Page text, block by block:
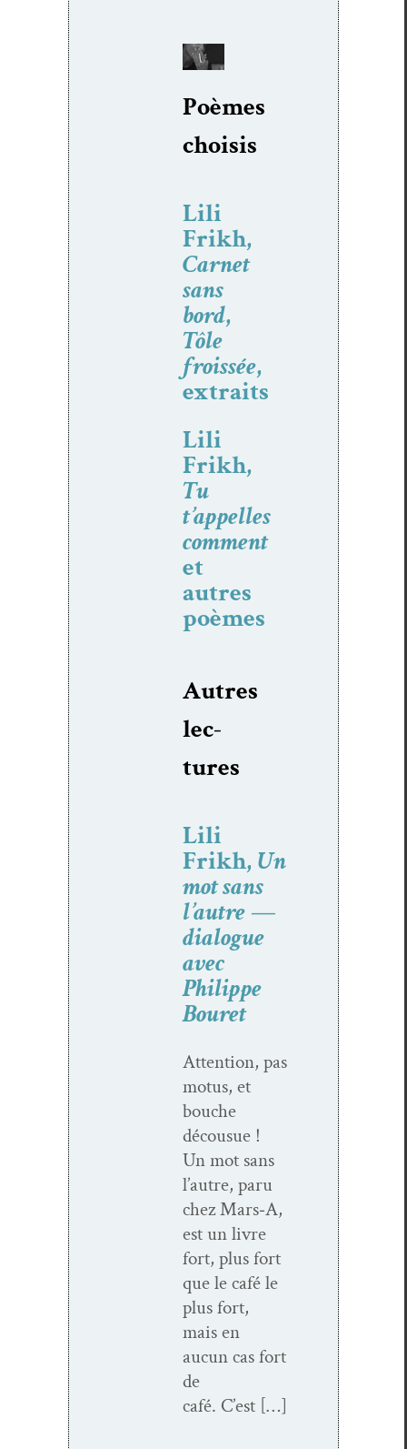
Poèmes
choi­sis
Lili
Frikh,
Carnet
sans
bord,
Tôle
froissée,
extraits
Lili
Frikh,
Tu
t’appelles
comment
et
autres
poèmes
Autres
lec­
tures
Lili
Frikh,Un
mot sans
l’autre —
dialogue
avec
Philippe
Bouret
Atten­tion, pas
motus, et
bouche
décousue !
Un mot sans
l’autre, paru
chez Mars‑A,
est un livre
fort, plus fort
que le café le
plus fort,
mais en
aucun cas fort
de
café. C’est […]